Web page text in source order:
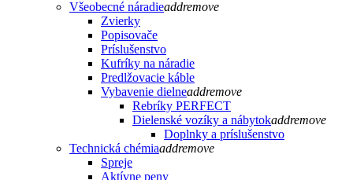
Všeobecné náradieaddremove
Zvierky
Popisovače
Príslušenstvo
Kufríky na náradie
Predlžovacie káble
Vybavenie dielneaddremove
Rebríky PERFECT
Dielenské vozíky a nábytokaddremove
Doplnky a príslušenstvo
Technická chémiaaddremove
Spreje
Aktívne peny